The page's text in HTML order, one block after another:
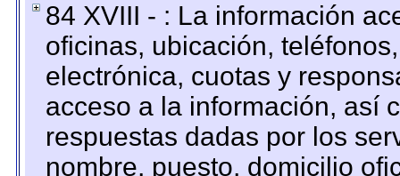
84 XVIII - : La información
oficinas, ubicación,
electrónica, cuotas y
acceso a la información, así
respuestas dadas por los
nombre, puesto, domicilio